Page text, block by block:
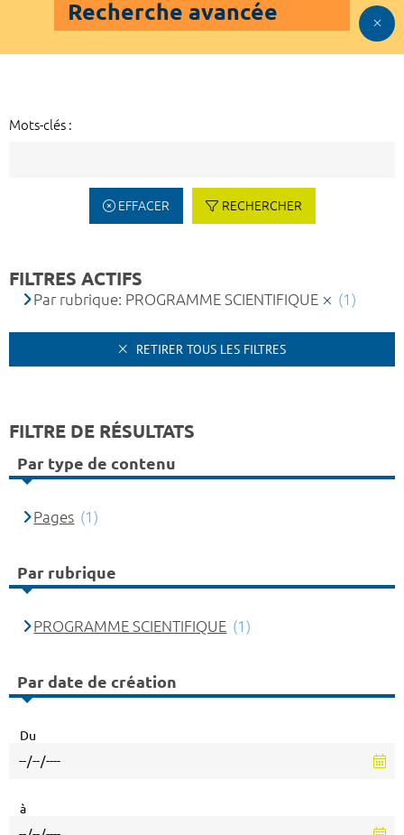
Recherche avancée
Mots-clés :
EFFACER RECHERCHER
FILTRES ACTIFS
Par rubrique: PROGRAMME SCIENTIFIQUE (1)
RETIRER TOUS LES FILTRES
FILTRE DE RÉSULTATS
Par type de contenu
Pages (1)
Par rubrique
PROGRAMME SCIENTIFIQUE (1)
Par date de création
Du
à